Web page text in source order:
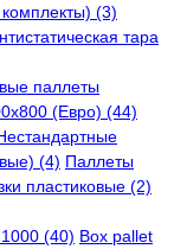
(3)
тара
паллеты
(Евро) (44)
(4) Паллеты
пластиковые (2)
(40) Box pallet